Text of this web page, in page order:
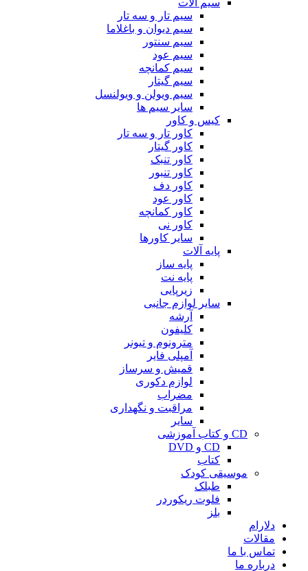
سیم تار و سه تار
سیم دیوان و باغلاما
سیم سنتور
سیم عود
سیم کمانچه
سیم گیتار
سیم ویولن و ویولنسل
سایر سیم ها
کیس و کاور
کاور تار و سه تار
کاور گیتار
کاور تنبک
کاور تنبور
کاور دف
کاور عود
کاور کمانچه
کاور نی
سایر کاورها
پایه آلات
پایه ساز
پایه نت
زیرپایی
سایر لوازم جانبی
آرشه
کلیفون
مترونوم و تیونر
آمپلی فایر
قمیش و سرساز
لوازم دکوری
مضراب
مراقبت و نگهداری
سایر
CD و کتاب آموزشی
CD و DVD
کتاب
موسیقی کودک
طبلک
فلوت ریکوردر
بلز
دلارام
مقالات
تماس با ما
درباره ما